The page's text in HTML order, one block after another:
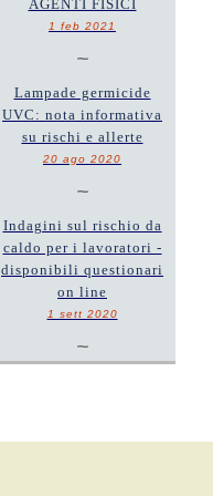
AGENTI FISICI
1 feb 2021
~
Lampade germicide
UVC: nota informativa
su rischi e allerte
20 ago 2020
~
Indagini sul rischio da
caldo per i lavoratori -
disponibili questionari
on line
1 sett 2020
~